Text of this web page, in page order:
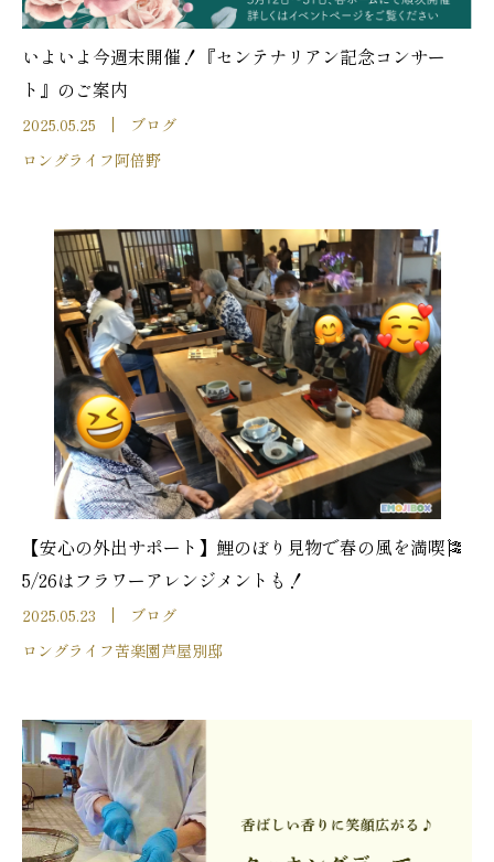
いよいよ今週末開催！『センテナリアン記念コンサー
ト』のご案内
2025.05.25
ブログ
ロングライフ阿倍野
【安心の外出サポート】鯉のぼり見物で春の風を満喫🎏
5/26はフラワーアレンジメントも！
2025.05.23
ブログ
ロングライフ苦楽園芦屋別邸